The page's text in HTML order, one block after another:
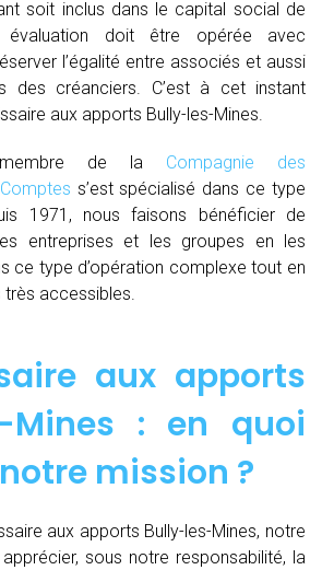
soit inclus dans le capital social de
évaluation doit être opérée avec
l’égalité entre associés et aussi
des créanciers. C’est à cet instant
aux apports Bully-les-Mines.
de la Compagnie des
s’est spécialisé dans ce type
1971, nous faisons bénéficier de
entreprises et les groupes en les
ce type d’opération complexe tout en
accessibles.
aux apports
Mines : en quoi
mission ?
aux apports Bully-les-Mines, notre
sous notre responsabilité, la